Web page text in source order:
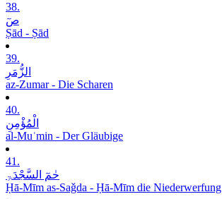
38.
صٓ
Ṣād - Ṣād
39.
الزُّمَرِ
az-Zumar - Die Scharen
40.
الْمُؤْمِنِ
al-Muʾmin - Der Gläubige
41.
حٰمٓ السَّجْدَۃِ
Ḥā-Mīm as-Saǧda - Ḥā-Mīm die Niederwerfung